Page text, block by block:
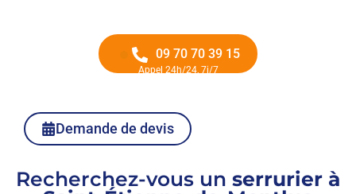
09 70 70 39 15
Appel 24h/24, 7j/7
Demande de devis
Recherchez-vous un serrurier à